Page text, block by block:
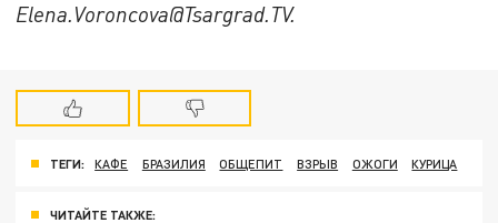
Elena.Voroncova@Tsargrad.TV.
ТЕГИ: КАФЕ БРАЗИЛИЯ ОБЩЕПИТ ВЗРЫВ ОЖОГИ КУРИЦА
ЧИТАЙТЕ ТАКЖЕ: